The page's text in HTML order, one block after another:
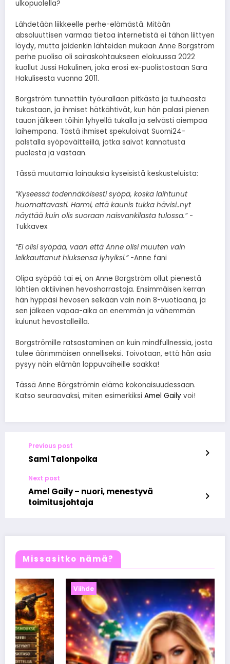
ulkopuolella?
Lähdetään liikkeelle perhe-elämästä. Mitään
absoluuttisen varmaa tietoa internetistä ei tähän liittyen
löydy, mutta joidenkin lähteiden mukaan Anne Borgström
perhe puoliso oli sairaskohtaukseen elokuussa 2022
kuollut Jussi Hakulinen, joka erosi ex-puolistostaan Sara
Hakulisesta vuonna 2011.
Borgström tunnettiin työurallaan pitkästä ja tuuheasta
tukastaan, ja ihmiset hätkähtivät, kun hän palasi pienen
tauon jälkeen töihin lyhyellä tukalla ja selvästi aiempaa
laihempana. Tästä ihmiset spekuloivat Suomi24-
palstalla syöpäväitteillä, jotka saivat kannatusta
puolesta ja vastaan.
Tässä muutamia lainauksia kyseisistä keskusteluista:
“Kyseessä todennäköisesti syöpä, koska laihtunut
huomattavasti. Harmi, että kaunis tukka hävisi..nyt
näyttää kuin olis suoraan naisvankilasta tulossa.”-
Tukkavex
“Ei olisi syöpää, vaan että Anne olisi muuten vain
leikkauttanut hiuksensa lyhyiksi.”-Anne fani
Olipa syöpää tai ei, on Anne Borgström ollut pienestä
lähtien aktiivinen hevosharrastaja. Ensimmäisen kerran
hän hyppäsi hevosen selkään vain noin 8-vuotiaana, ja
sen jälkeen vapaa-aika on enemmän ja vähemmän
kulunut hevostalleilla.
Borgströmille ratsastaminen on kuin mindfullnessia, josta
tulee äärimmäisen onnelliseksi. Toivotaan, että hän asia
pysyy näin elämän loppuvaiheille saakka!
Tässä Anne Börgströmin elämä kokonaisuudessaan.
Katso seuraavaksi, miten esimerkiksi Amel Gaily voi!
Previous post
Sami Talonpoika
Next post
Amel Gaily – nuori, menestyvä
toimitusjohtaja
Missasitko nämä?
Viihde